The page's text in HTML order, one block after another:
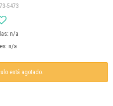
5473
n/a
n/a
está agotado.